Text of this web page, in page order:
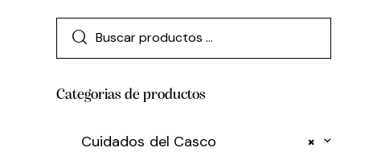
Categorias de productos
×
Cuidados del Casco